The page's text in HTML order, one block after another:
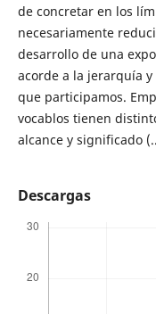
de concretar en los
necesariamente
desarrollo de una
acorde a la jerarquía
que participamos.
vocablos tienen
alcance y significado
Descargas